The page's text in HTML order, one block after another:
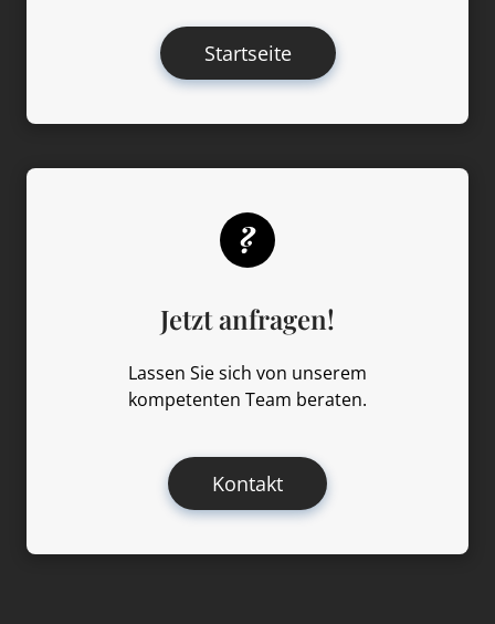
Startseite
Jetzt anfragen!
Lassen Sie sich von unserem
kompetenten Team beraten.
Kontakt